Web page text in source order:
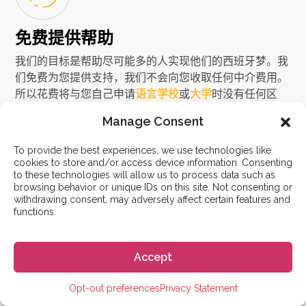
Manage Consent
To provide the best experiences, we use technologies like
cookies to store and/or access device information. Consenting
to these technologies will allow us to process data such as
browsing behavior or unique IDs on this site. Not consenting or
withdrawing consent, may adversely affect certain features and
functions.
Accept
Opt-out preferencesPrivacy Statement
免费提供帮助
我们的目标是帮助尽可能多的人实现他们的西班牙梦。我
们免费为您提供支持，我们不会向您收取任何中介费用。
所以花费将与您自己申请语言学校或大学时没有任何区
西班牙留学专家
由学生创办，致力于改变未来学生的生活。我们了解在西
班牙生活和学习的一切，因为我们亲身经历过！